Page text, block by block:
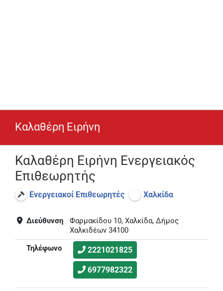
Καλαθέρη Ειρήνη
Καλαθέρη Ειρήνη Ενεργειακός
Επιθεωρητής
Ενεργειακοί Επιθεωρητές Χαλκίδα
Διεύθυνση
Φαρμακίδου 10, Χαλκίδα, Δήμος
Χαλκιδέων 34100
Τηλέφωνο
2221021825
6977982322